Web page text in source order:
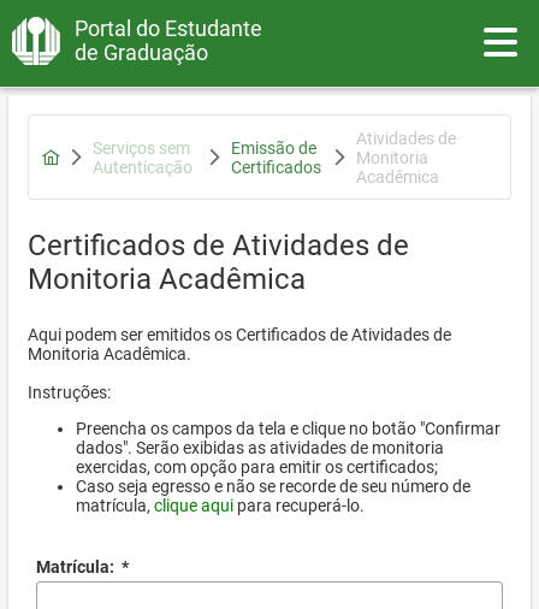
Portal do Estudante
de Graduação
Serviços sem
Autenticação
Emissão de
Certificados
Atividades de
Monitoria
Acadêmica
Certificados de Atividades de
Monitoria Acadêmica
Aqui podem ser emitidos os Certificados de Atividades de
Monitoria Acadêmica.
Instruções:
Preencha os campos da tela e clique no botão "Confirmar
dados". Serão exibidas as atividades de monitoria
exercidas, com opção para emitir os certificados;
Caso seja egresso e não se recorde de seu número de
matrícula, clique aqui para recuperá-lo.
Matrícula: *